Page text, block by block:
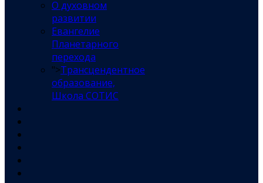
О духовном
развитии
Евангелие
Планетарного
перехода
">Трансцендентное
образование,
Школа СОТИС